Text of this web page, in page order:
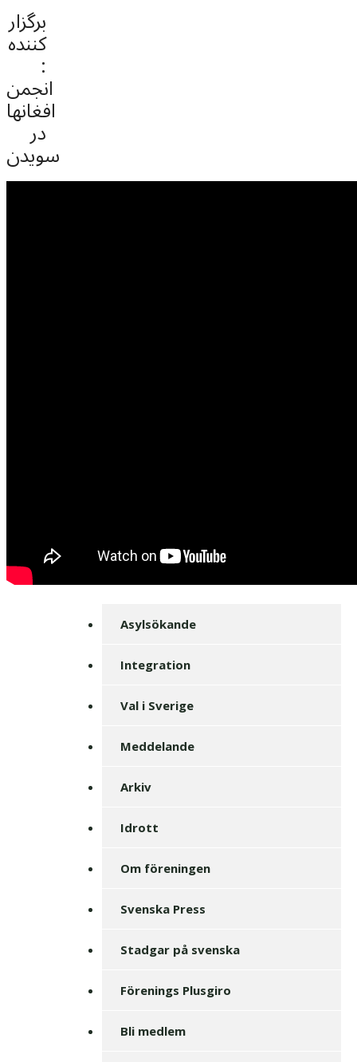
برگزار
کننده
:
انجمن
افغانها
در
Asylsökande
Integration
Val i Sverige
Meddelande
Arkiv
Idrott
Om föreningen
Svenska Press
Stadgar på svenska
Förenings Plusgiro
Bli medlem